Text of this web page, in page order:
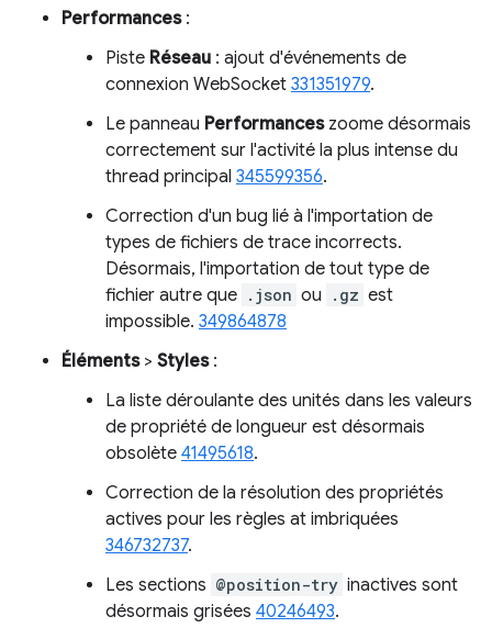
Performances:
Piste Réseau : ajout d'événements de
connexion WebSocket 331351979.
Le panneau Performanceszoome désormais
correctement sur l'activité la plus intense du
thread principal 345599356.
Correction d'un bug lié à l'importation de
types de fichiers de trace incorrects.
Désormais, l'importation de tout type de
fichier autre que .json ou .gz est
impossible. 349864878
Éléments> Styles:
La liste déroulante des unités dans les valeurs
de propriété de longueur est désormais
obsolète 41495618.
Correction de la résolution des propriétés
actives pour les règles at imbriquées
346732737.
Les sections @position-try inactives sont
désormais grisées 40246493.